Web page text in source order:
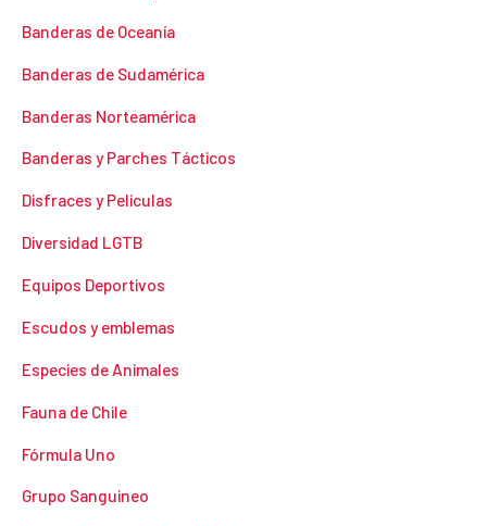
Banderas de Oceanía
Banderas de Sudamérica
Banderas Norteamérica
Banderas y Parches Tácticos
Disfraces y Películas
Diversidad LGTB
Equipos Deportivos
Escudos y emblemas
Especies de Animales
Fauna de Chile
Fórmula Uno
Grupo Sanguineo